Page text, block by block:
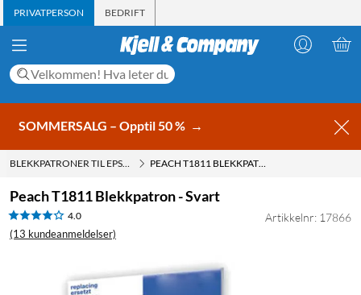
PRIVATPERSON BEDRIFT
SOMMERSALG – Opptil 50 % →
BLEKKPATRONER TIL EPSON PEACH T1811 BLEKKPATRON - SVART
Peach T1811 Blekkpatron - Svart
4.0
(13 kundeanmeldelser)
Artikkelnr: 17866